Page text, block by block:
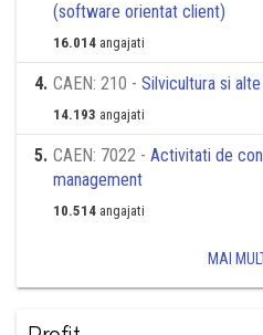
(software orientat client)
16.014 angajati
4. CAEN: 210 - Silvicultura si
14.193 angajati
5. CAEN: 7022 - Activitati de
management
10.514 angajati
MAI